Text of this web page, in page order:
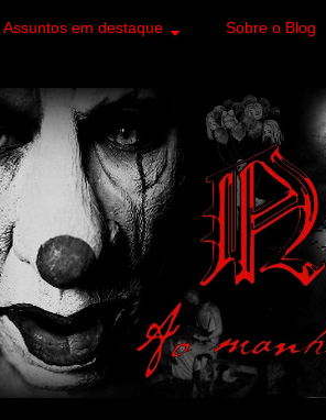
Assuntos em destaque Sobre o Blog